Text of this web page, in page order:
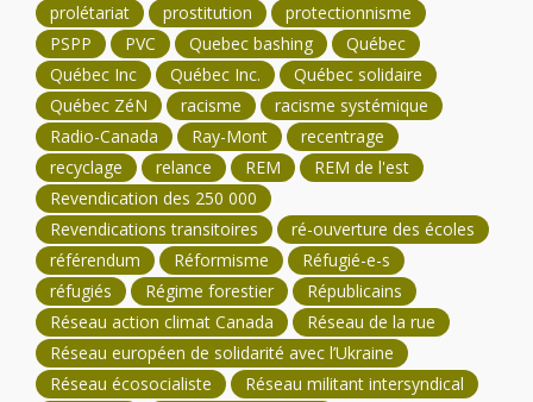
prolétariat
prostitution
protectionnisme
PSPP
PVC Quebec bashing
Québec
Québec Inc
Québec Inc.
Québec solidaire
Québec ZéN
racisme
racisme systémique
Radio-Canada
Ray-Mont
recentrage
recyclage
relance REM
REM de l'est
Revendication des 250 000
Revendications transitoires
ré-ouverture des écoles
référendum
Réformisme
Réfugié-e-s
réfugiés
Régime forestier
Républicains
Réseau action climat Canada
Réseau de la rue
Réseau européen de solidarité avec l’Ukraine
Réseau écosocialiste
Réseau militant intersyndical